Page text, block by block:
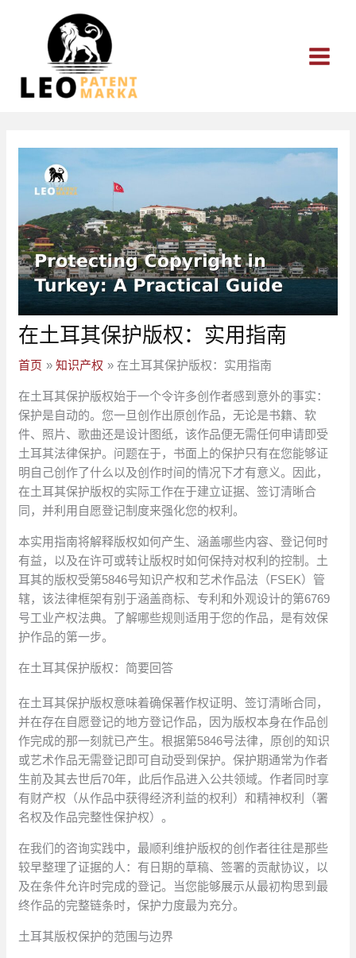
在土耳其保护版权：实用指南
首页 知识产权 在土耳其保护版权：实用指南
在土耳其保护版权始于一个令许多创作者感到意外的事实：
保护是自动的。您一旦创作出原创作品，无论是书籍、软
件、照片、歌曲还是设计图纸，该作品便无需任何申请即受
土耳其法律保护。问题在于，书面上的保护只有在您能够证
明自己创作了什么以及创作时间的情况下才有意义。因此，
在土耳其保护版权的实际工作在于建立证据、签订清晰合
同，并利用自愿登记制度来强化您的权利。
本实用指南将解释版权如何产生、涵盖哪些内容、登记何时
有益，以及在许可或转让版权时如何保持对权利的控制。土
耳其的版权受第5846号知识产权和艺术作品法（FSEK）管
辖，该法律框架有别于涵盖商标、专利和外观设计的第6769
号工业产权法典。了解哪些规则适用于您的作品，是有效保
护作品的第一步。
在土耳其保护版权：简要回答
在土耳其保护版权意味着确保著作权证明、签订清晰合同，
并在存在自愿登记的地方登记作品，因为版权本身在作品创
作完成的那一刻就已产生。根据第5846号法律，原创的知识
或艺术作品无需登记即可自动受到保护。保护期通常为作者
生前及其去世后70年，此后作品进入公共领域。作者同时享
有财产权（从作品中获得经济利益的权利）和精神权利（署
名权及作品完整性保护权）。
在我们的咨询实践中，最顺利维护版权的创作者往往是那些
较早整理了证据的人：有日期的草稿、签署的贡献协议，以
及在条件允许时完成的登记。当您能够展示从最初构思到最
终作品的完整链条时，保护力度最为充分。
土耳其版权保护的范围与边界